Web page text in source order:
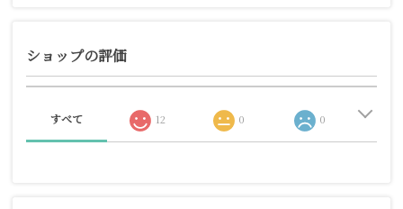
ショップの評価
すべて 12 0 0